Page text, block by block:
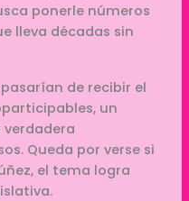
ponerle números
lleva décadas sin
de recibir el
un
Queda por verse si
el tema logra